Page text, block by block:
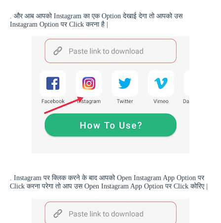
. और आब आपको Instagram का एक Option देखाई देगा तो आपको उस
Instagram Option पर Click करना है |
. Instagram पर क्लिक करने के बाद आपको Open Instagram App Option पर
Click करना परेगा तो आप उस Open Instagram App Option पर Click कोरिए |